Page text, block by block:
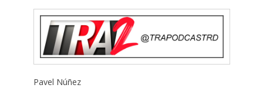
Pavel Núñez